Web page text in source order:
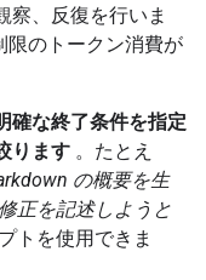
察、反復を行いま
限のトークン消費が
確な終了条件を指定
ります 。たとえ
の概要を生
正を記述しようと
トを使用できま